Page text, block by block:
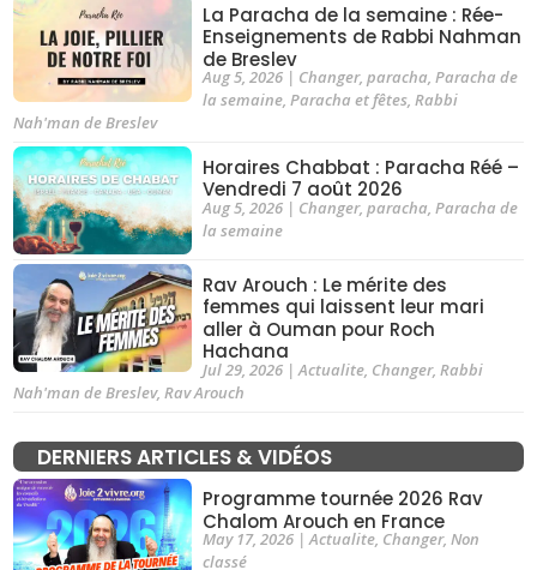
La Paracha de la semaine : Rée-
Enseignements de Rabbi Nahman
de Breslev
Aug 5, 2026| Changer, paracha, Paracha de
la semaine, Paracha et fêtes, Rabbi
Nah'man de Breslev
Horaires Chabbat : Paracha Réé –
Vendredi 7 août 2026
Aug 5, 2026| Changer, paracha Paracha de
la semaine
Rav Arouch : Le mérite des
femmes qui laissent leur mari
aller à Ouman pour Roch
Hachana
Jul 29, 2026| Actualite, Changer, Rabbi
Nah'man de Breslev, Rav Arouch
DERNIERS ARTICLES & VIDÉOS
Programme tournée 2026 Rav
Chalom Arouch en France
May 17, 2026|Actualite, Changer, Non
classé